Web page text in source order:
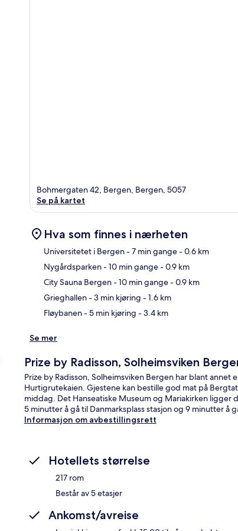
Bohmergaten 42, Bergen, Bergen, 5057
Se på kartet
Hva som finnes i nærheten
Universitetet i Bergen- 7 min gange- 0.6 km
Nygårdsparken- 10 min gange- 0.9 km
City Sauna Bergen- 10 min gange- 0.9 km
Grieghallen- 3 min kjøring - 1.6 km
Fløybanen- 5 min kjøring - 3.4 km
Se mer
Prize by Radisson, Solheimsviken
Prize by Radisson, Solheimsviken Bergen har blant
Hurtigrutekaien. Gjestene kan bestille god mat på
middag. Det Hanseatiske Museum og Mariakirken ligger
5 minutter å gå til Danmarksplass stasjon og 9 minutter å
Informasjon om avbestillingsrett
Hotellets størrelse
217 rom
Består av 5 etasjer
Ankomst/avreise